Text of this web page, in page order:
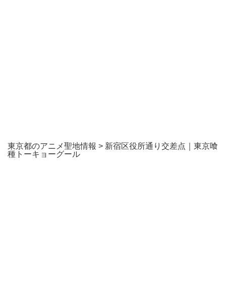
東京都のアニメ聖地情報 > 新宿区役所通り交差点｜東京喰
種トーキョーグール